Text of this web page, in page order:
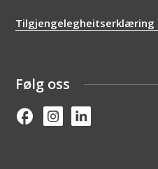
Tilgjengelegheitserklæring
Følg oss
FacebookInstagramLinked in